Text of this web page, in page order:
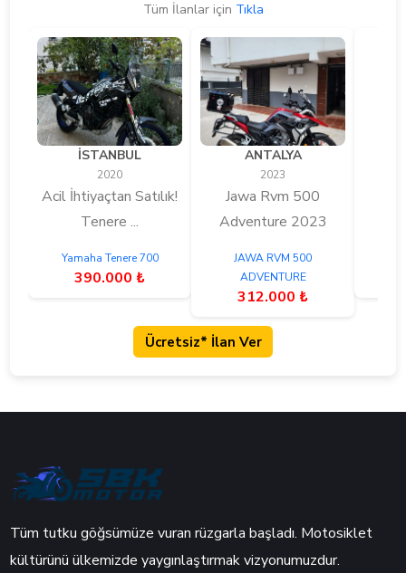
Tüm İlanlar için Tıkla
İSTANBUL
2020
Acil İhtiyaçtan Satılık!
Tenere ...
Yamaha Tenere 700
390.000 ₺
ANTALYA
2023
Jawa Rvm 500
Adventure 2023
JAWA RVM 500
ADVENTURE
312.000 ₺
Ücretsiz* İlan Ver
Tüm tutku göğsümüze vuran rüzgarla başladı. Motosiklet
kültürünü ülkemizde yaygınlaştırmak vizyonumuzdur.